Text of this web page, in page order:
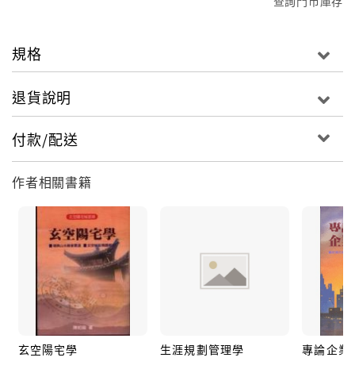
規格
退貨說明
付款/配送
作者相關書籍
玄空陽宅學 生涯規劃管理學 專論企業